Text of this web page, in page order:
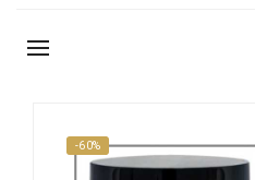
-60%